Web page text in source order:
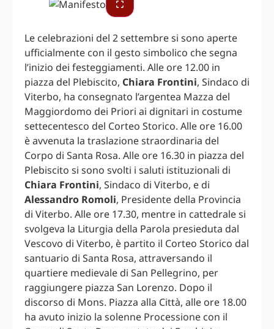
Le celebrazioni del 2 settembre si sono aperte
ufficialmente con il gesto simbolico che segna
l’inizio dei festeggiamenti. Alle ore 12.00 in
piazza del Plebiscito, Chiara Frontini, Sindaco di
Viterbo, ha consegnato l’argentea Mazza del
Maggiordomo dei Priori ai dignitari in costume
settecentesco del Corteo Storico. Alle ore 16.00
è avvenuta la traslazione straordinaria del
Corpo di Santa Rosa. Alle ore 16.30 in piazza del
Plebiscito si sono svolti i saluti istituzionali di
Chiara Frontini, Sindaco di Viterbo, e di
Alessandro Romoli, Presidente della Provincia
di Viterbo. Alle ore 17.30, mentre in cattedrale si
svolgeva la Liturgia della Parola presieduta dal
Vescovo di Viterbo, è partito il Corteo Storico dal
santuario di Santa Rosa, attraversando il
quartiere medievale di San Pellegrino, per
raggiungere piazza San Lorenzo. Dopo il
discorso di Mons. Piazza alla Città, alle ore 18.00
ha avuto inizio la solenne Processione con il